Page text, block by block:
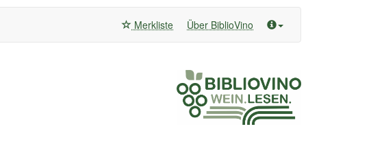
Merkliste Über BiblioVino